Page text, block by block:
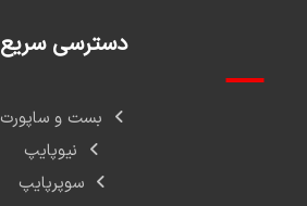
دسترسی سریع
بست و ساپورت
نیوپایپ
سوپرپایپ